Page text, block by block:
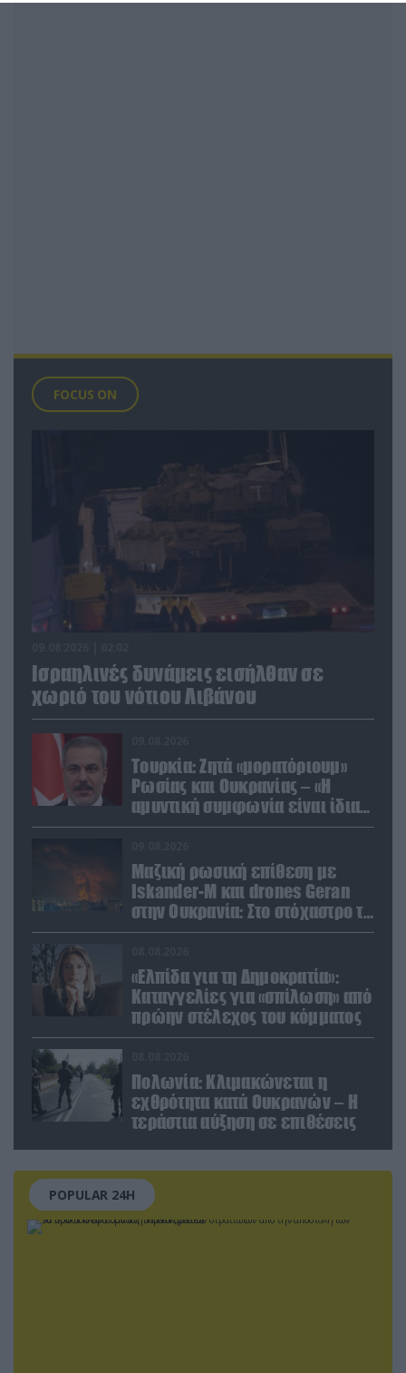
FOCUS ON
Ισραηλινές δυνάμεις εισήλθαν σε
χωριό του νότιου Λιβάνου
Τουρκία: Ζητά «μορατόριουμ»
Ρωσίας και Ουκρανίας – «Η
αμυντική συμφωνία είναι ίδια
με το άρθρο 5 του ΝΑΤΟ» (upd)
Μαζική ρωσική επίθεση με
Iskander-M και drones Geran
στην Ουκρανία: Στο στόχαστρο το
εργοστάσιο των Flamingo
«Ελπίδα για τη Δημοκρατία»:
Καταγγελίες για «σπίλωση» από
πρώην στέλεχος του κόμματος
Πολωνία: Κλιμακώνεται η
εχθρότητα κατά Ουκρανών – Η
τεράστια αύξηση σε επιθέσεις
POPULAR 24H